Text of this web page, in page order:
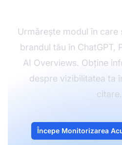
Urmărește modul în care
brandul tău în ChatGPT,
AI Overviews. Obține
despre vizibilitatea ta
citare.
Începe Monitorizarea